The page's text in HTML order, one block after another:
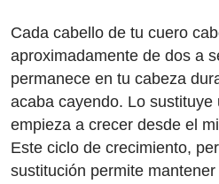
Cada cabello de tu cuero
aproximadamente de dos a
permanece en tu cabeza
acaba cayendo. Lo
empieza a crecer desde el
Este ciclo de crecimiento,
sustitución permite